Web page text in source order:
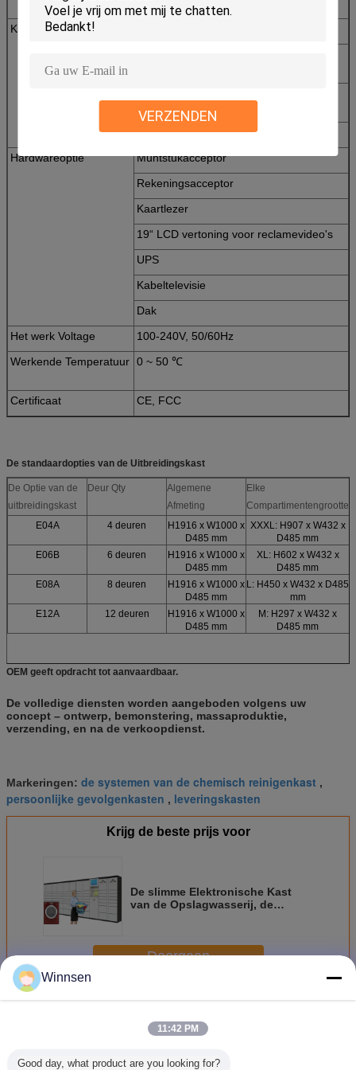
VERZENDEN
SMS-module
Kastmodule
3G/SMS module
Hardwareoptie
Muntstukacceptor
Rekeningsacceptor
Kaartlezer
19“ LCD vertoning voor reclamevideo's
UPS
Kabeltelevisie
Dak
Het werk Voltage
100-240V, 50/60Hz
Werkende Temperatuur 0 ~ 50 ℃
Certificaat CE, FCC
De standaardopties van de Uitbreidingskast
De Optie van de
uitbreidingskast
Deur Qty
Algemene
Afmeting
Elke
Compartimentengrootte
E04A
4 deuren
H1916 x W1000 x
D485 mm
XXXL: H907 x W432 x
D485 mm
E06B
6 deuren
H1916 x W1000 x
D485 mm
XL: H602 x W432 x
D485 mm
E08A
8 deuren
H1916 x W1000 x
D485 mm
L: H450 x W432 x D485
mm
E12A
12 deuren
H1916 x W1000 x
D485 mm
M: H297 x W432 x
D485 mm
OEM geeft opdracht tot aanvaardbaar.
De volledige diensten worden aangeboden volgens uw
concept – ontwerp, bemonstering, massaproduktie,
verzending, en na de verkoopdienst.
Markeringen: de systemen van de chemisch reinigenkast ,
persoonlijke gevolgenkasten , leveringskasten
Krijg de beste prijs voor
De slimme Elektronische Kast
van de Opslagwasserij, de
Aangepast waterdicht
Doorgaan
MeerWasserijkast
Winnsen
11:42 PM
Good day, what product are you looking for?